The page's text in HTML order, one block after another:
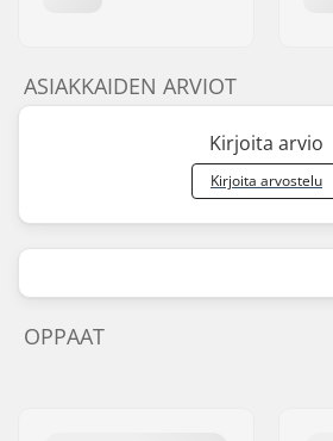
ASIAKKAIDEN ARVIOT
Kirjoita arvio
Kirjoita arvostelu
OPPAAT